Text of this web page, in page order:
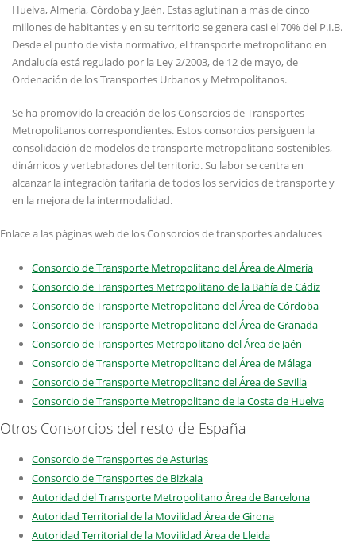
Huelva, Almería, Córdoba y Jaén. Estas aglutinan a más de cinco
millones de habitantes y en su territorio se genera casi el 70% del P.I.B.
Desde el punto de vista normativo, el transporte metropolitano en
Andalucía está regulado por la Ley 2/2003, de 12 de mayo, de
Ordenación de los Transportes Urbanos y Metropolitanos.
Se ha promovido la creación de los Consorcios de Transportes
Metropolitanos correspondientes. Estos consorcios persiguen la
consolidación de modelos de transporte metropolitano sostenibles,
dinámicos y vertebradores del territorio. Su labor se centra en
alcanzar la integración tarifaria de todos los servicios de transporte y
en la mejora de la intermodalidad.
Enlace a las páginas web de los Consorcios de transportes andaluces
Consorcio de Transporte Metropolitano del Área de Almería
Consorcio de Transportes Metropolitano de la Bahía de Cádiz
Consorcio de Transporte Metropolitano del Área de Córdoba
Consorcio de Transporte Metropolitano del Área de Granada
Consorcio de Transportes Metropolitano del Área de Jaén
Consorcio de Transporte Metropolitano del Área de Málaga
Consorcio de Transporte Metropolitano del Área de Sevilla
Consorcio de Transporte Metropolitano de la Costa de Huelva
Otros Consorcios del resto de España
Consorcio de Transportes de Asturias
Consorcio de Transportes de Bizkaia
Autoridad del Transporte Metropolitano Área de Barcelona
Autoridad Territorial de la Movilidad Área de Girona
Autoridad Territorial de la Movilidad Área de Lleida